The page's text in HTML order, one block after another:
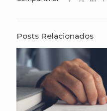
Posts Relacionados